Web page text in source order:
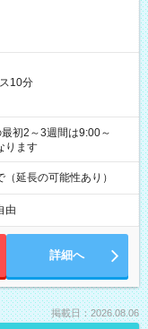
10分
初2～3週間は9:00～
ります
延長の可能性あり）
由
詳細へ
掲載日：2026.08.06